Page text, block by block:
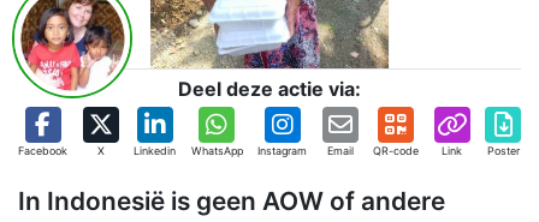
Deel deze actie via:
Facebook X Linkedin WhatsApp Instagram Email QR-code Link Poster
In Indonesië is geen AOW of andere